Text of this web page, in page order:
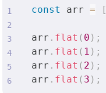
const arr = [
arr . flat ( 0 ) ;
arr . flat ( 1 ) ;
arr . flat ( 2 ) ;
arr . flat ( 3 ) ;